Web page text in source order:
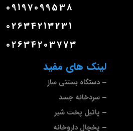
لینک های مفید
دستگاه بستنی ساز
سردخانه جسد
پاتیل پخت شیر
یخچال داروخانه
09197099538
02634213231
02634203773